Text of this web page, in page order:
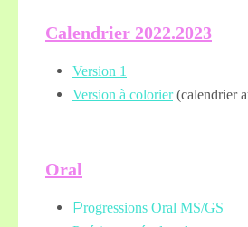
Calendrier 2022.2023
Version 1
Version à colorier(calendrier
Oral
Progressions Oral MS/GS